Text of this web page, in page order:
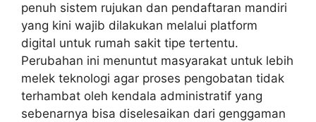
penuh sistem rujukan dan pendaftaran mandiri
yang kini wajib dilakukan melalui platform
digital untuk rumah sakit tipe tertentu.
Perubahan ini menuntut masyarakat untuk lebih
melek teknologi agar proses pengobatan tidak
terhambat oleh kendala administratif yang
sebenarnya bisa diselesaikan dari genggaman